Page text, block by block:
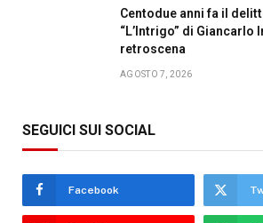
Centodue anni fa il
“L’Intrigo” di Giancarlo
retroscena
AGOSTO 7, 2026
SEGUICI SUI SOCIAL
Facebook